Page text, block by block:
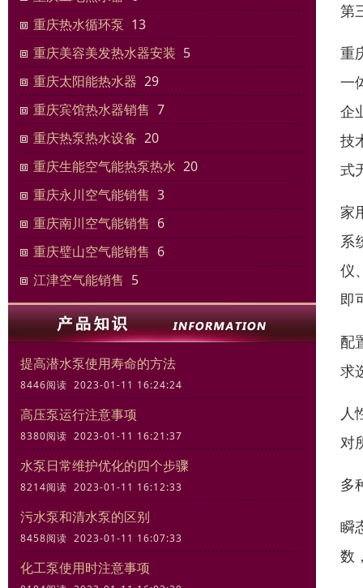
重庆热水循环泵 13
重庆美容美发热水器安装 5
重庆太阳能热水器 29
重庆宾馆热水器销售 7
重庆热泵热水设备 20
重庆生能空气能热泵热水 20
重庆永川空气能销售 3
重庆南川空气能销售 6
重庆璧山空气能销售 6
江津空气能销售 5
提高潜水泵使用寿命的方法
8446阅读 2023-01-11 16:24:24
高压泵运行注意事项
8380阅读 2023-01-11 16:21:37
水泵日常维护优化的四个步骤
8214阅读 2023-01-11 16:12:33
污水泵和清水泵的区别
8458阅读 2023-01-11 16:07:33
化工泵使用时注意事项
第
重
一
企
技
式
家
系
仪
即
配
求
人
对
多
瞬
数